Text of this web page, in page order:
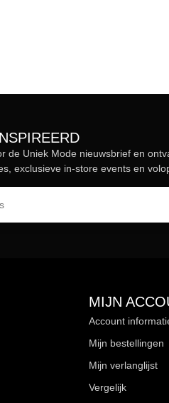
de Uniek Mode nieuwsbrief en
exclusieve in-store events en
MIJN
Account
Mijn bestellingen
Mijn verlanglijst
Vergelijk